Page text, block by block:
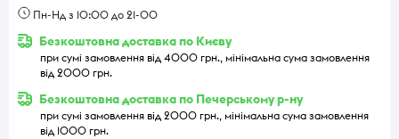
Пн-Нд з 10:00 до 21-00
Безкоштовна доставка по Києву
при сумі замовлення від 4000 грн., мінімальна сума замовлення
від 2000 грн.
Безкоштовна доставка по Печерському р-ну
при сумі замовлення від 2000 грн., мінімальна сума замовлення
від 1000 грн.